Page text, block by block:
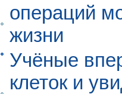
операций
жизни
Учёные
клеток и